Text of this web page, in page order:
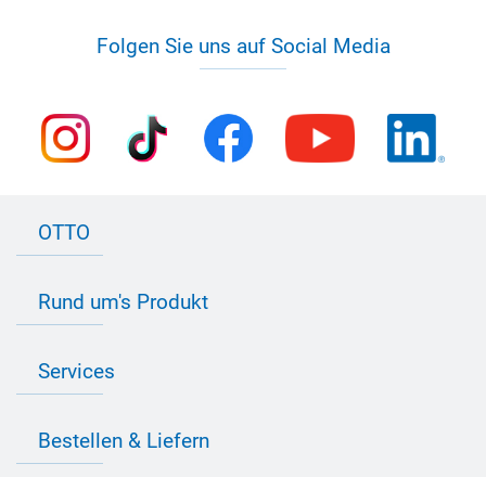
Folgen Sie uns auf Social Media
OTTO
Bau Newsletter
Presse
Jobs
Referenzen
Rund um's Produkt
Farbvielfalt
Informationen zu Prüfzeichen
Services
Farbempfehlungen
Bestellen & Liefern